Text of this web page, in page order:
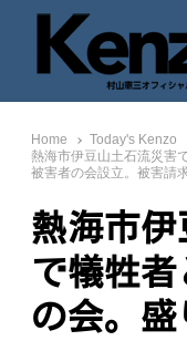
七転八起 –
村山憲三ウェブサイト
Home
Today's Kenzo
熱海市伊豆山土石流災害
被害者の会設立。被害請
熱海市
で犠牲
の会。